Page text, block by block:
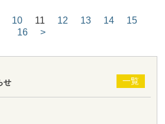
10 11 12 13 14
15
16
>
せ 一覧